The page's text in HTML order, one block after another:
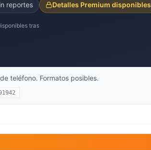
reportes Detalles Premium disponibles
tras
teléfono. Formatos posibles.